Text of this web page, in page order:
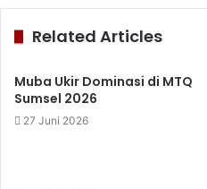
Related Articles
Muba Ukir Dominasi di MTQ
Sumsel 2026
27 Juni 2026